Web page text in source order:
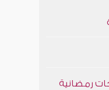
رمضانية